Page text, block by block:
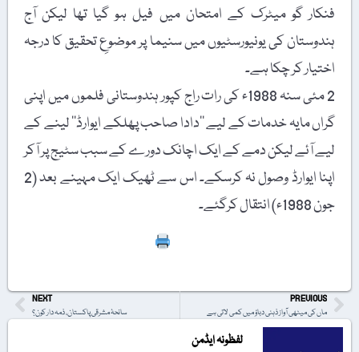
فنکار گو میٹرک کے امتحان میں فیل ہو گیا تھا لیکن آج
ہندوستان کی یونیورسٹیوں میں سنیما پر موضوعِ تحقیق کا درجہ
اختیار کر چکا ہے۔
2 مئی سنہ 1988ء کی رات راج کپور ہندوستانی فلموں میں اپنی
گراں مایہ خدمات کے لیے ’’دادا صاحب پھلکے ایوارڈ‘‘ لینے کے
لیے آئے لیکن دمے کے ایک اچانک دورے کے سبب سٹیج پر آکر
اپنا ایوارڈ وصول نہ کرسکے۔ اس سے ٹھیک ایک مہینے بعد (2
جون 1988ء) انتقال کرگئے۔
PREVIOUS
ماں کی میٹھی آواز ذہنی دباؤ میں کمی لاتی ہے
NEXT
سانحۂ مشرقی پاکستان، ذمہ دار کون؟
لفظونہ ایڈمن